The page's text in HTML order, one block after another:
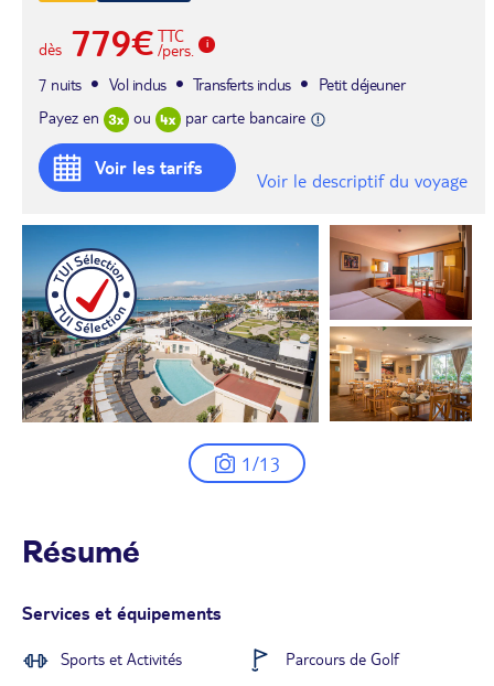
dès 779€ TTC
/pers.
7 nuits
Vol inclus Transferts inclus
Petit déjeuner
Payez en
ou par carte bancaire
Voir les tarifs
Voir le descriptif du voyage
1/13
Résumé
Services et équipements
Sports et Activités
Parcours de Golf